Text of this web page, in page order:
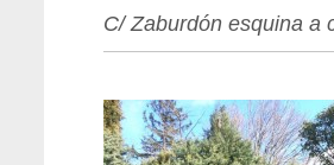
C/ Zaburdón esquina a